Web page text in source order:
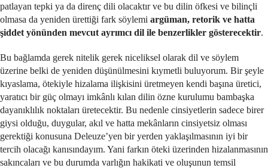
patlayan tepki ya da direnç dili olacaktır ve bu dilin öfkesi ve bilinçli
olmasa da yeniden ürettiği fark söylemi argüman, retorik ve hatta
şiddet yönünden mevcut ayrımcı dil ile benzerlikler gösterecektir.
Bu bağlamda gerek nitelik gerek niceliksel olarak dil ve söylem
üzerine belki de yeniden düşünülmesini kıymetli buluyorum. Bir şeyle
kıyaslama, ötekiyle hizalama ilişkisini üretmeyen kendi başına üretici,
yaratıcı bir güç olmayı imkânlı kılan dilin özne kurulumu bambaşka
dayanıklılık noktaları üretecektir. Bu nedenle cinsiyetlerin sadece birer
giysi olduğu, duygular, akıl ve hatta mekânların cinsiyetsiz olması
gerektiği konusuna Deleuze’yen bir yerden yaklaşılmasının iyi bir
tercih olacağı kanısındayım. Yani farkın öteki üzerinden hizalanmasının
sakıncaları ve bu durumda varlığın hakikati ve oluşunun temsil